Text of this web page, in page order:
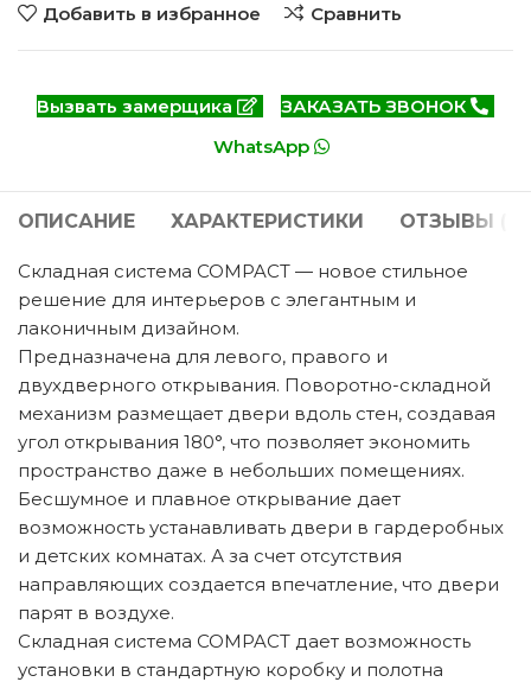
Добавить в избранное Сравнить
Вызвать замерщика
ЗАКАЗАТЬ ЗВОНОК
WhatsApp
ОПИСАНИЕ ХАРАКТЕРИСТИКИ ОТЗЫВЫ (0)
Складная система COMPACT — новое стильное
решение для интерьеров с элегантным и
лаконичным дизайном.
Предназначена для левого, правого и
двухдверного открывания. Поворотно-складной
механизм размещает двери вдоль стен, создавая
угол открывания 180°, что позволяет экономить
пространство даже в небольших помещениях.
Бесшумное и плавное открывание дает
возможность устанавливать двери в гардеробных
и детских комнатах. А за счет отсутствия
направляющих создается впечатление, что двери
парят в воздухе.
Складная система COMPACT дает возможность
установки в стандартную коробку и полотна